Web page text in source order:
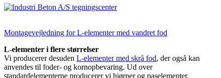
Montagevejledning for L-elementer med vandret fod
L-elementer i flere størrelser
Vi producerer desuden L-elementer med skrå fod, der også kan
anvendes til foder- og kornopbevaring. Ud over
standardelementerne producerer vi hjørner og paselementer.